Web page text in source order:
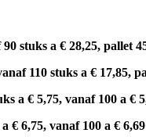
stuks a € 28,25, pallet
110 stuks a € 17,85,
€ 5,75, vanaf 100 a €
€ 6,75, vanaf 100 a € 6,69